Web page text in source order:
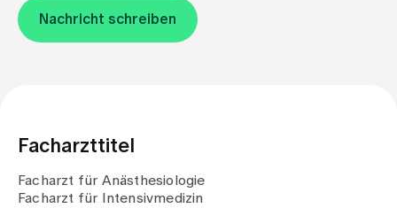
Jobs & Karriere
Publikationen
Nachricht schreiben
Facharzttitel
Facharzt für Anästhesiologie
Facharzt für Intensivmedizin